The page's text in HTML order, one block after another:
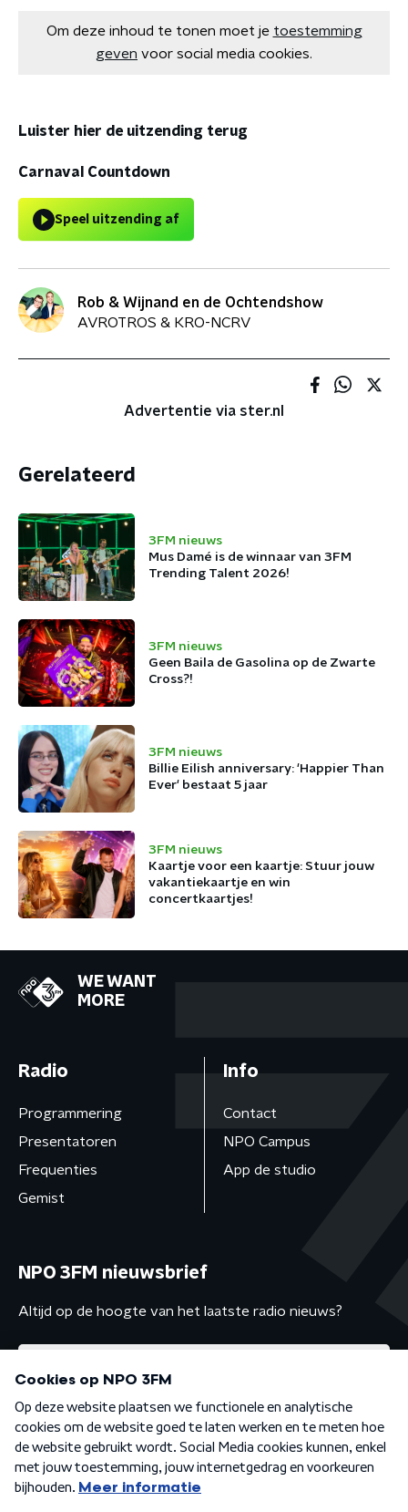
Om deze inhoud te tonen moet je toestemming
geven voor social media cookies.
Luister hier de uitzending terug
Carnaval Countdown
Speel uitzending af
Rob & Wijnand en de Ochtendshow
AVROTROS & KRO-NCRV
Advertentie via ster.nl
Gerelateerd
3FM nieuws
Mus Damé is de winnaar van 3FM
Trending Talent 2026!
3FM nieuws
Geen Baila de Gasolina op de Zwarte
Cross?!
3FM nieuws
Billie Eilish anniversary: 'Happier Than
Ever' bestaat 5 jaar
3FM nieuws
Kaartje voor een kaartje: Stuur jouw
vakantiekaartje en win
concertkaartjes!
WE WANT
MORE
Radio
Programmering
Presentatoren
Frequenties
Gemist
Info
Contact
NPO Campus
App de studio
NPO 3FM nieuwsbrief
Altijd op de hoogte van het laatste radio nieuws?
Algemene voorwaarden Privacybeleid